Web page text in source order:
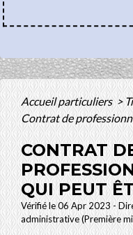
Accueil particuliers>
Contrat de
CONTRAT
QUI PEUT
Vérifié le 06 Apr 2023 -
administrative (Première